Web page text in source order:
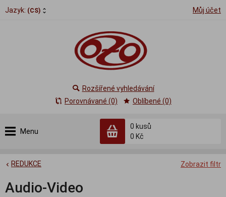
Jazyk: (CS) Můj účet
Menu
0 kusů
0 Kč
Rozšířené vyhledávání
Porovnávané (0)
Oblíbené (0)
Zobrazit filtr
REDUKCE
Audio-Video